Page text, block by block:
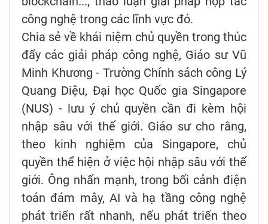
công nghệ trong các lĩnh vực đó.
Chia sẻ về khái niệm chủ quyền trong thúc
đẩy các giải pháp công nghệ, Giáo sư Vũ
Minh Khương - Trường Chính sách công Lý
Quang Diệu, Đại học Quốc gia Singapore
(NUS) - lưu ý chủ quyền cần đi kèm hội
nhập sâu với thế giới. Giáo sư cho rằng,
theo kinh nghiệm của Singapore, chủ
quyền thể hiện ở việc hội nhập sâu với thế
giới. Ông nhấn mạnh, trong bối cảnh điện
toán đám mây, AI và hạ tầng công nghệ
phát triển rất nhanh, nếu phát triển theo